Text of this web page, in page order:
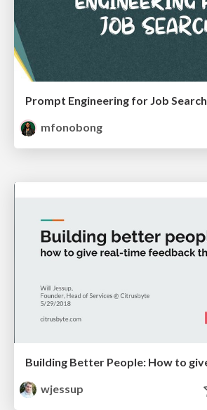
Prompt Engineering for Job Search
mfonobong
wjessup